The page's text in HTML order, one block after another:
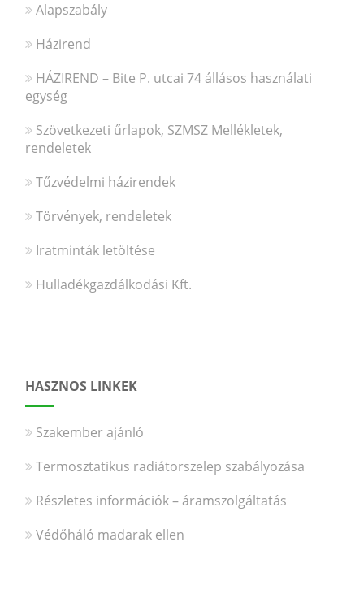
Alapszabály
Házirend
HÁZIREND – Bite P. utcai 74 állásos használati
egység
Szövetkezeti űrlapok, SZMSZ Mellékletek,
rendeletek
Tűzvédelmi házirendek
Törvények, rendeletek
Iratminták letöltése
Hulladékgazdálkodási Kft.
HASZNOS LINKEK
Szakember ajánló
Termosztatikus radiátorszelep szabályozása
Részletes információk – áramszolgáltatás
Védőháló madarak ellen